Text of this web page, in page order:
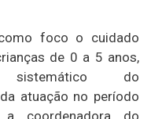
foco o cuidado
de 0 a 5 anos,
sistemático do
atuação no período